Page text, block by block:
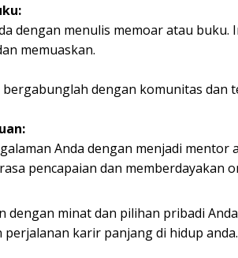
dengan menulis memoar atau
memuaskan.
bergabunglah dengan komunitas
Anda dengan menjadi
pencapaian dan memberdayakan
dengan minat dan pilihan pribadi
karir panjang di hidup anda.